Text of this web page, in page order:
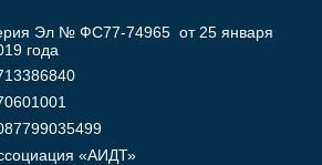
Эл № ФС77-74965 от 25 января
года
«АИДТ»